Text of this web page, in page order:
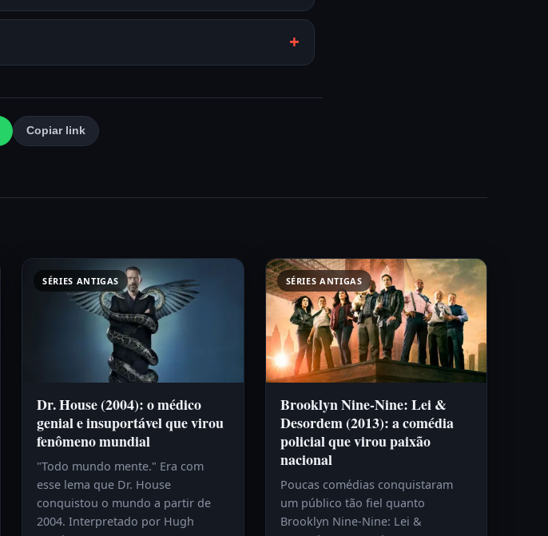
Copiar link
SÉRIES ANTIGAS
Dr. House (2004): o médico
genial e insuportável que virou
fenômeno mundial
"Todo mundo mente." Era com
esse lema que Dr. House
conquistou o mundo a partir de
2004. Interpretado por Hugh
SÉRIES ANTIGAS
Brooklyn Nine-Nine: Lei &
Desordem (2013): a comédia
policial que virou paixão
nacional
Poucas comédias conquistaram
um público tão fiel quanto
Brooklyn Nine-Nine: Lei &